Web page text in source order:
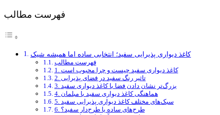
فهرست مطالب
کاغذ دیواری پذیرایی سفید؛ انتخابی ساده اما همیشه شیک
فهرست مطالب
1. کاغذ دیواری سفید چیست و چرا محبوب است
2. تاثیر رنگ سفید در فضای پذیرایی
3. بزرگ‌تر نشان دادن فضا با کاغذ دیواری سفید
4. هماهنگی کاغذ دیواری سفید با مبلمان
5. سبک‌های مختلف کاغذ دیواری پذیرایی سفید
6. طرح‌های ساده یا طرح‌دار سفید؟